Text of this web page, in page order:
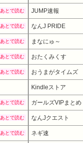
あとで読む JUMP速報
あとで読む なんJ PRIDE
あとで読む まなにゅ～
あとで読む おたくみくす
あとで読む おうまがタイムズ
Kindleストア
あとで読む ガールズVIPまとめ
あとで読む なんJクエスト
あとで読む ネギ速